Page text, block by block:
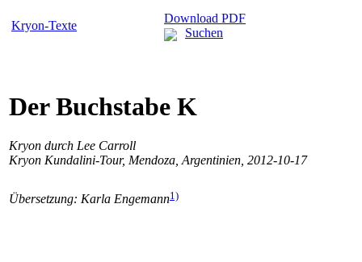
Kryon-Texte
Download PDF
Suchen
Der Buchstabe K
Kryon durch Lee Carroll
Kryon Kundalini-Tour, Mendoza, Argentinien, 2012-10-17
Übersetzung: Karla Engemann1)